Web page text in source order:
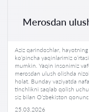
Merosdan
Aziz qarindoshlar, hayotning
ko‘pincha yaqinlarimiz
mumkin. Yaqin insonimiz
merosdan ulush olishda
holat. Bunday vaziyatda
tinchlikni saqlab qolish
siz bilan O‘zbekiston
25.03.2026